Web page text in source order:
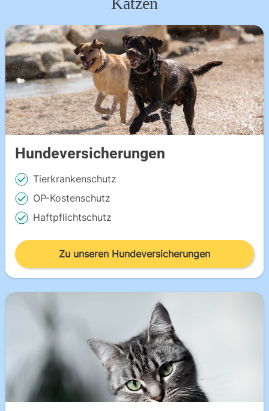
Hundeversicherungen
Tierkrankenschutz
OP-Kostenschutz
Haftpflichtschutz
Zu unseren Hundeversicherungen